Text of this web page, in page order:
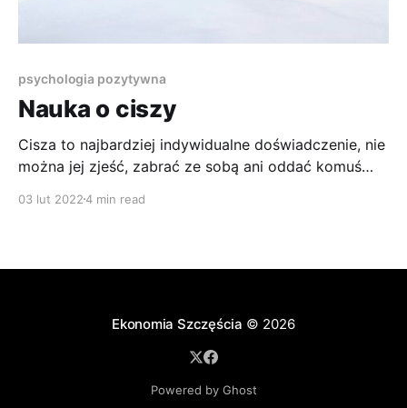
psychologia pozytywna
Nauka o ciszy
Cisza to najbardziej indywidualne doświadczenie, nie
można jej zjeść, zabrać ze sobą ani oddać komuś
03 lut 20224 min read
Ekonomia Szczęścia © 2026
Powered by Ghost